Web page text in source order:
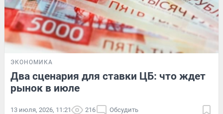
ЭКОНОМИКА
Два сценария для ставки ЦБ: что ждет
рынок в июле
13 июля, 2026, 11:21 216 Обсудить